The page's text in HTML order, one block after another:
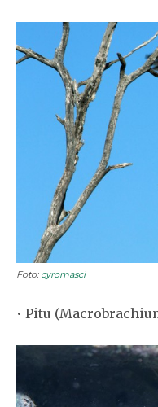
Foto: cyromasci
• Pitu